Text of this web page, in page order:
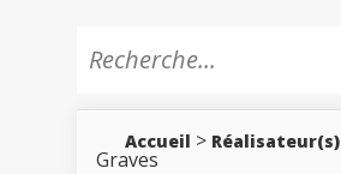
Accueil > Réalisateur(s)
Graves